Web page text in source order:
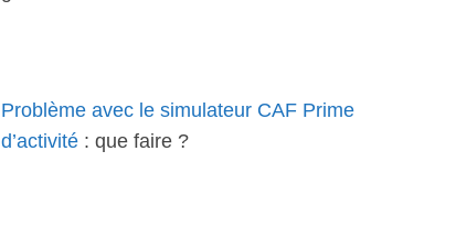
Problème avec le simulateur CAF Prime
d’activité : que faire ?